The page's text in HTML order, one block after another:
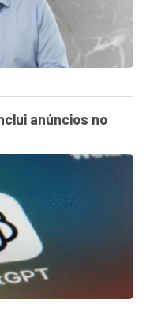
anúncios no